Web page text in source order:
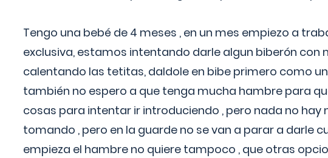
Tengo una bebé de 4 meses , en un mes empiezo a
exclusiva, estamos intentando darle algun biberón con
calentando las tetitas, daldole en bibe primero como
también no espero a que tenga mucha hambre para
cosas para intentar ir introduciendo , pero nada no hay
tomando , pero en la guarde no se van a parar a darle
empieza el hambre no quiere tampoco , que otras